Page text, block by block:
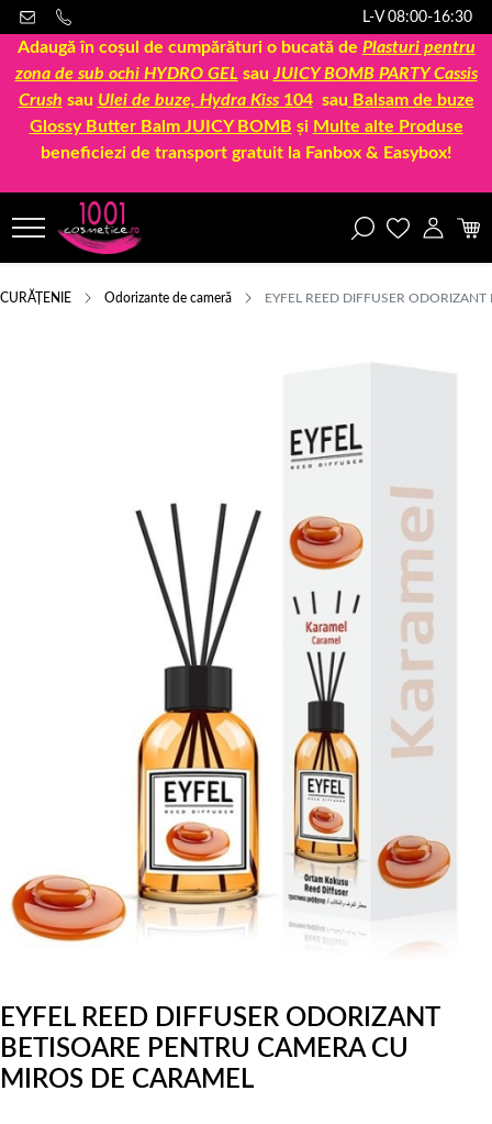
L-V 08:00-16:30
Adaugă în coșul de cumpărături o bucată de Plasturi pentru
zona de sub ochi HYDRO GEL sau JUICY BOMB PARTY Cassis
Crush sau Ulei de buze, Hydra Kiss 104sau Balsam de buze
Glossy Butter Balm JUICY BOMB și Multe alte Produse
beneficiezi de transport gratuit la Fanbox & Easybox!
CURĂȚENIE Odorizante de cameră EYFEL REED DIFFUSER
EYFEL REED DIFFUSER ODORIZANT
BETISOARE PENTRU CAMERA CU
MIROS DE CARAMEL